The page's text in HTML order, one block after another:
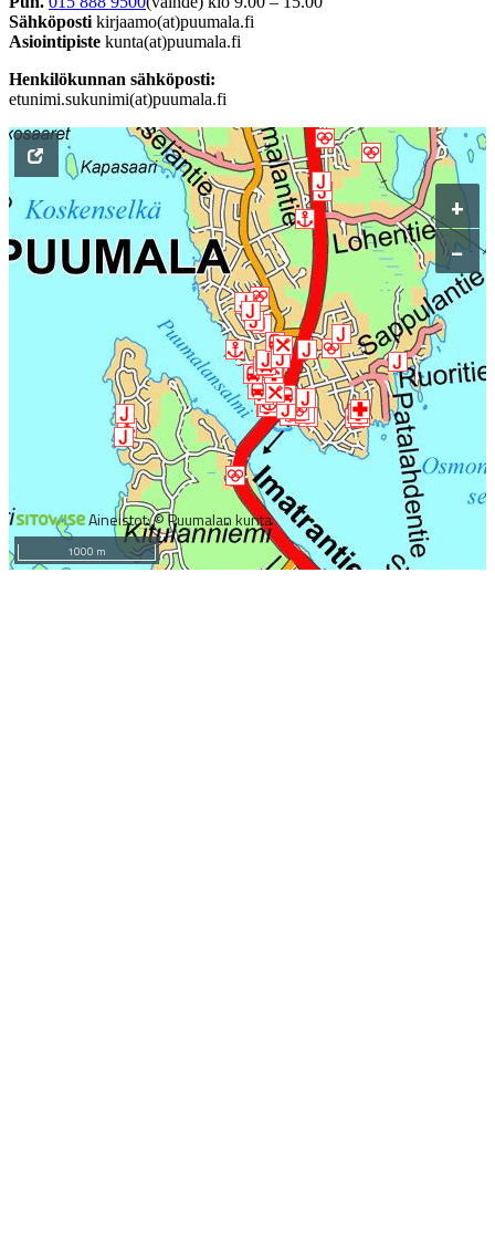
Sähköposti kirjaamo(at)puumala.fi
Asiointipiste kunta(at)puumala.fi
Henkilökunnan sähköposti:
etunimi.sukunimi(at)puumala.fi